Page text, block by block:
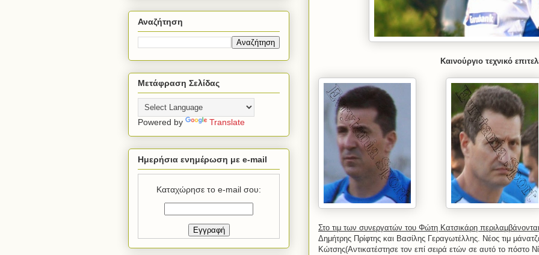
Καινούργιο τεχνικό
Στο τιμ των συνεργατών του Φώτη Κατσικάρη
Δημήτρης Πρίφτης και Βασίλης Γεραγωτέλλης. Νέος τιμ
Κώτσης(Αντικατέστησε τον επί σειρά ετών σε αυτό το πόστο
Αναζήτηση
Μετάφραση Σελίδας
Powered by Translate
Ημερήσια ενημέρωση με e-mail
Καταχώρησε το e-mail σου: